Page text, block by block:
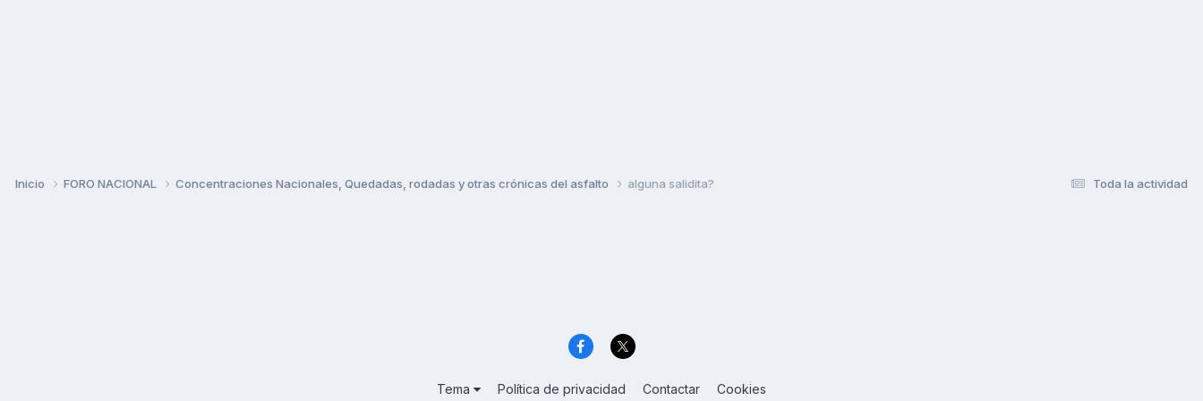
Toda la actividad
Inicio FORO NACIONAL Concentraciones Nacionales, Quedadas, rodadas y otras crónicas del asfalto alguna salidita?
Tema Política de privacidad Contactar Cookies